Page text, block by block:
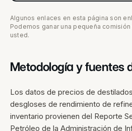
Algunos enlaces en esta página son
Podemos ganar una pequeña
usted.
Metodología y fuentes
Los datos de precios de
desgloses de rendimiento de
inventario provienen del Reporte
Petróleo de la Administración de